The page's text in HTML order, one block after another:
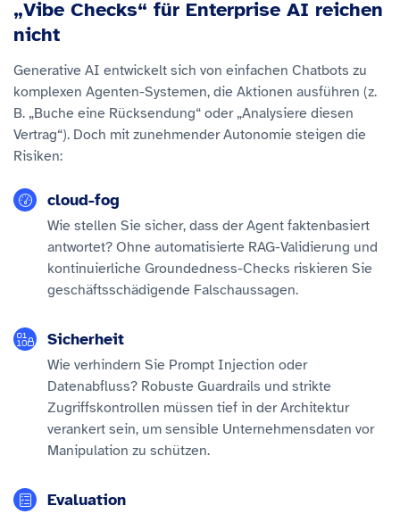
„Vibe Checks“ für Enterprise AI reichen
nicht
Generative AI entwickelt sich von einfachen Chatbots zu
komplexen Agenten-Systemen, die Aktionen ausführen (z.
B. „Buche eine Rücksendung“ oder „Analysiere diesen
Vertrag“). Doch mit zunehmender Autonomie steigen die
Risiken:
cloud-fog
Wie stellen Sie sicher, dass der Agent faktenbasiert
antwortet? Ohne automatisierte RAG-Validierung und
kontinuierliche Groundedness-Checks riskieren Sie
geschäftsschädigende Falschaussagen.
Sicherheit
Wie verhindern Sie Prompt Injection oder
Datenabfluss? Robuste Guardrails und strikte
Zugriffskontrollen müssen tief in der Architektur
verankert sein, um sensible Unternehmensdaten vor
Manipulation zu schützen.
Evaluation